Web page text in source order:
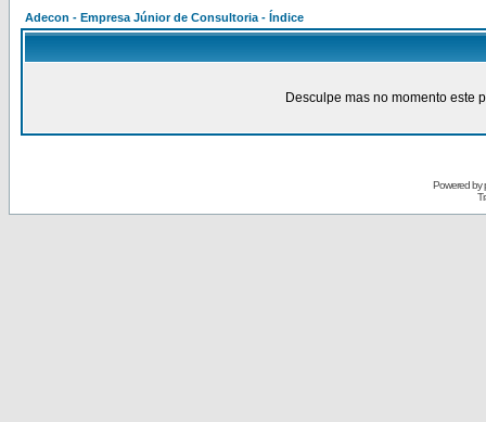
Adecon - Empresa Júnior de Consultoria - Índice
Desculpe mas no momento este
Powered by